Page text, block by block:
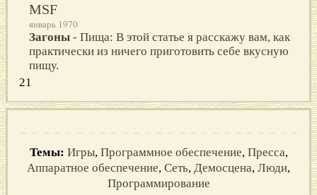
MSF
январь 1970
Загоны - Пища: В этой статье я расскажу вам, как
практически из ничего приготовить себе вкусную
пищу.
21
Темы: Игры, Программное обеспечение, Пресса,
Аппаратное обеспечение, Сеть, Демосцена, Люди,
Программирование